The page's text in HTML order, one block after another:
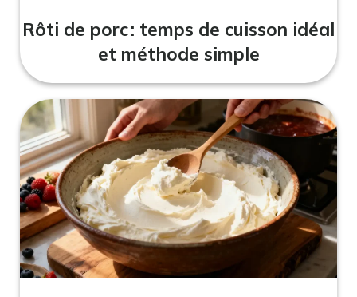
Rôti de porc : temps de cuisson idéal
et méthode simple